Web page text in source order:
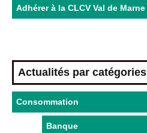
Adhérer à la CLCV Val de Marne
Actualités par catégories
Consommation
Banque